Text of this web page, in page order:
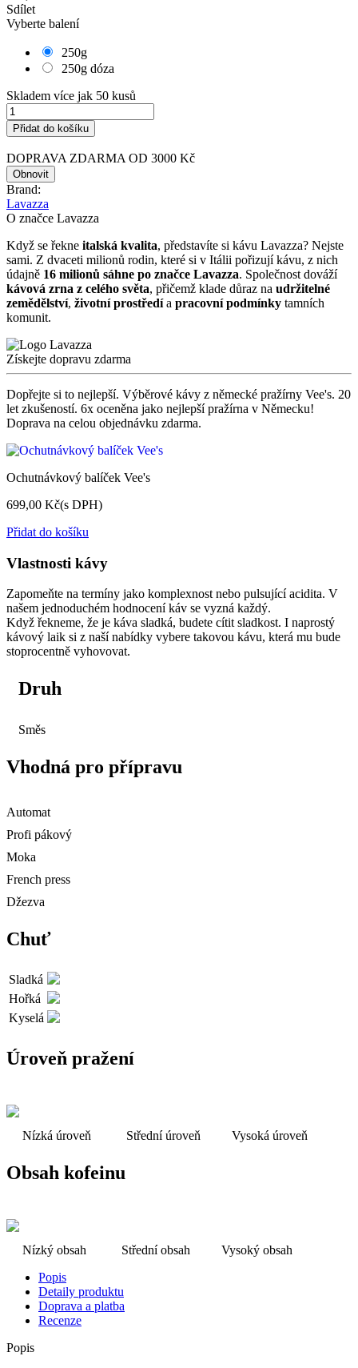
Sdílet
Vyberte balení
250g
250g dóza
Skladem více jak 50 kusů
Přidat do košíku
DOPRAVA ZDARMA OD 3000 Kč
Brand:
Lavazza
O značce Lavazza
Když se řekne italská kvalita, představíte si kávu Lavazza? Nejste
sami. Z dvaceti milionů rodin, které si v Itálii pořizují kávu, z nich
údajně 16 milionů sáhne po značce Lavazza. Společnost dováží
kávová zrna z celého světa, přičemž klade důraz na udržitelné
zemědělství, životní prostředía pracovní podmínky tamních
komunit.
Získejte dopravu zdarma
Dopřejte si to nejlepší. Výběrové kávy z německé pražírny Vee's. 20
let zkušeností. 6x oceněna jako nejlepší pražírna v Německu!
Doprava na celou objednávku zdarma.
Ochutnávkový balíček Vee's
699,00 Kč(s DPH)
Přidat do košíku
Vlastnosti kávy
Zapomeňte na termíny jako komplexnost nebo pulsující acidita. V
našem jednoduchém hodnocení káv se vyzná každý.
Když řekneme, že je káva sladká, budete cítit sladkost. I naprostý
kávový laik si z naší nabídky vybere takovou kávu, která mu bude
stoprocentně vyhovovat.
Druh
Směs
Vhodná pro přípravu
Automat
Profi pákový
Moka
French press
Džezva
Chuť
Sladká
Hořká
Kyselá
Úroveň pražení
Nízká úroveň Střední úroveň Vysoká úroveň
Obsah kofeinu
Nízký obsah Střední obsah
Vysoký obsah
Popis
Detaily produktu
Doprava a platba
Recenze
Popis